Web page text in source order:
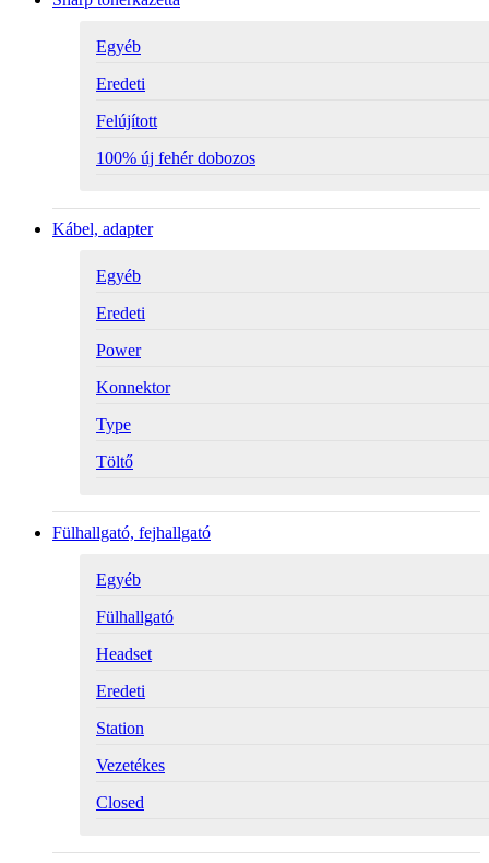
Egyéb
Eredeti
Felújított
100% új fehér dobozos
Kábel, adapter
Egyéb
Eredeti
Power
Konnektor
Type
Töltő
Fülhallgató, fejhallgató
Egyéb
Fülhallgató
Headset
Eredeti
Station
Vezetékes
Closed